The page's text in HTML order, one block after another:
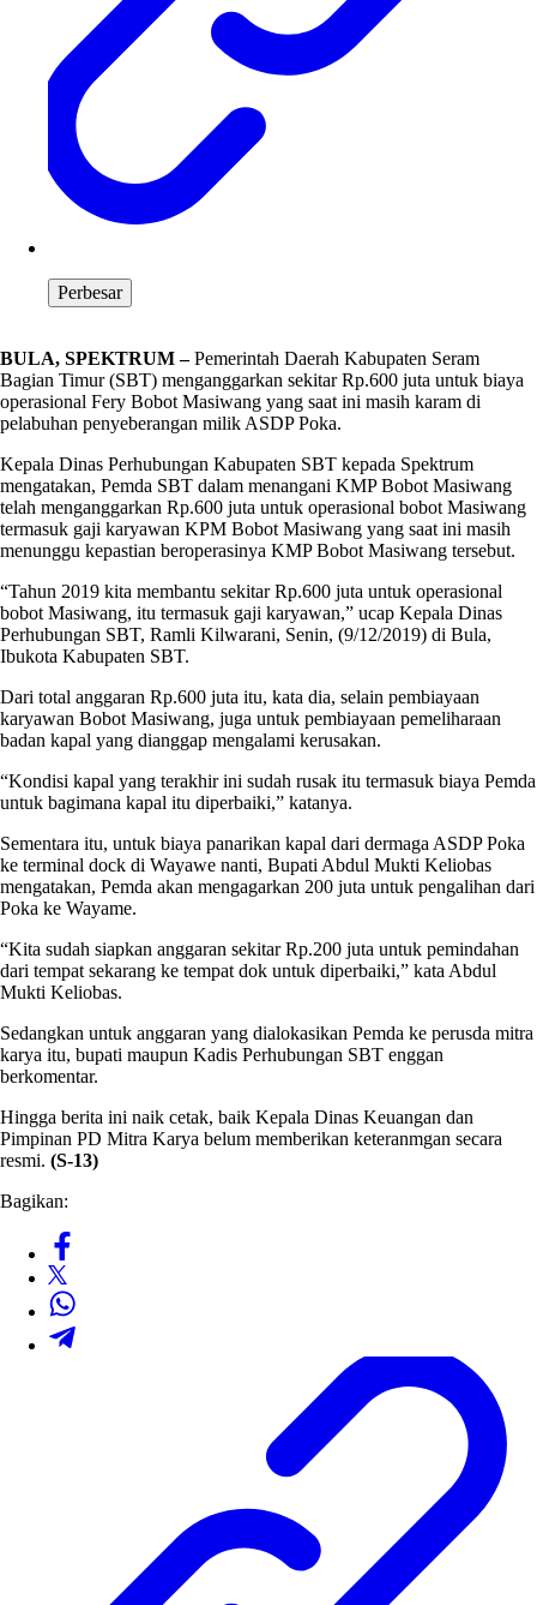
Perbesar
BULA, SPEKTRUM –Pemerintah Daerah Kabupaten Seram
Bagian Timur (SBT) menganggarkan sekitar Rp.600 juta untuk biaya
operasional Fery Bobot Masiwang yang saat ini masih karam di
pelabuhan penyeberangan milik ASDP Poka.
Kepala Dinas Perhubungan Kabupaten SBT kepada Spektrum
mengatakan, Pemda SBT dalam menangani KMP Bobot Masiwang
telah menganggarkan Rp.600 juta untuk operasional bobot Masiwang
termasuk gaji karyawan KPM Bobot Masiwang yang saat ini masih
menunggu kepastian beroperasinya KMP Bobot Masiwang tersebut.
“Tahun 2019 kita membantu sekitar Rp.600 juta untuk operasional
bobot Masiwang, itu termasuk gaji karyawan,” ucap Kepala Dinas
Perhubungan SBT, Ramli Kilwarani, Senin, (9/12/2019) di Bula,
Ibukota Kabupaten SBT.
Dari total anggaran Rp.600 juta itu, kata dia, selain pembiayaan
karyawan Bobot Masiwang, juga untuk pembiayaan pemeliharaan
badan kapal yang dianggap mengalami kerusakan.
“Kondisi kapal yang terakhir ini sudah rusak itu termasuk biaya Pemda
untuk bagimana kapal itu diperbaiki,” katanya.
Sementara itu, untuk biaya panarikan kapal dari dermaga ASDP Poka
ke terminal dock di Wayawe nanti, Bupati Abdul Mukti Keliobas
mengatakan, Pemda akan mengagarkan 200 juta untuk pengalihan dari
Poka ke Wayame.
“Kita sudah siapkan anggaran sekitar Rp.200 juta untuk pemindahan
dari tempat sekarang ke tempat dok untuk diperbaiki,” kata Abdul
Mukti Keliobas.
Sedangkan untuk anggaran yang dialokasikan Pemda ke perusda mitra
karya itu, bupati maupun Kadis Perhubungan SBT enggan
berkomentar.
Hingga berita ini naik cetak, baik Kepala Dinas Keuangan dan
Pimpinan PD Mitra Karya belum memberikan keteranmgan secara
resmi. (S-13)
Bagikan: